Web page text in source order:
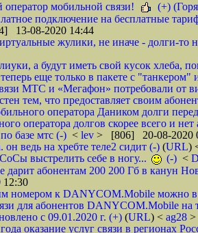
мобильной связи!
(+)
подключение на бесплатные
13-08-2020 14:44
жулики, не иначе - долги-то
а будут иметь свой кусок хлеба,
еще только в пакете с
МТС и «Мегафон» потребовали от
тем, что предоставляет своим
оператора Даником долги
оператора долгов скорее всего и
базе мтс (-) < lev > [806] 20-08-2020
он ведь на хребте теле2 сидит (-) (URL)
выстрелить себе в ногу...
(-) <
абонентам 200 200 Гб в канун
номером к DANYCOM.Mobile можно в
для абонентов DANYCOM.Mobile
с 09.01.2020 г. (+) (URL) < ag28 >
оказание услуг связи в регионах